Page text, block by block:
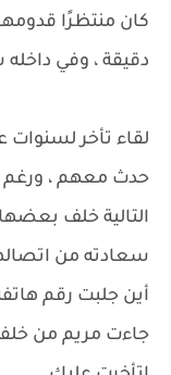
كان منتظرًا
دقيقة ، وفي
لقاء تأخر لسنوات
حدث معهم ، ورغم
التالية خلف بعضها
سعادته من
أين جلبت رقم
جاءت مريم من